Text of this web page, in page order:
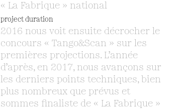
« La Fabrique » national
project duration
2016 nous voit ensuite décrocher le
concours « Tango&Scan » sur les
premières projections. L’année
d’après, en 2017, nous avançons sur
les derniers points techniques, bien
plus nombreux que prévus et
sommes finaliste de « La Fabrique »